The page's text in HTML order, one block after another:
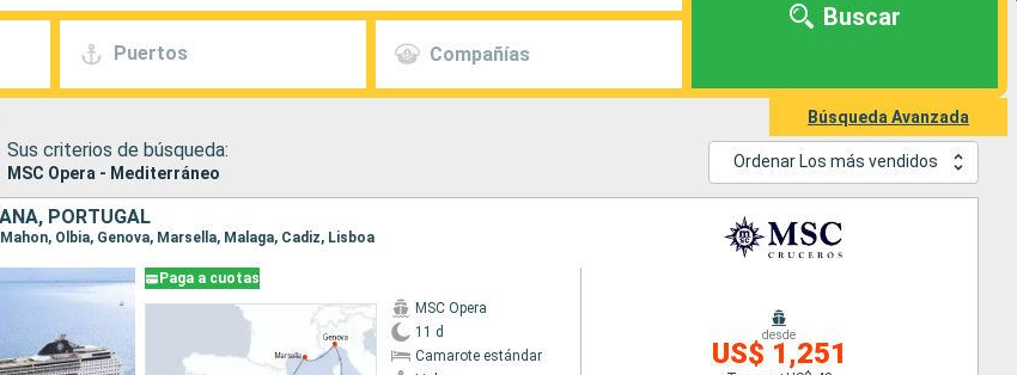
Puertos Compañías
Buscar
Búsqueda Avanzada
Sus criterios de búsqueda:
MSC Opera - Mediterráneo
Ordenar Los más vendidos
PORTUGAL
Olbia, Genova, Marsella, Malaga, Cadiz, Lisboa
Paga a cuotas
MSC Opera
11 d
Camarote estándar
desde
US$ 1,251